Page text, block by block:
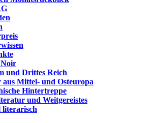
und Drittes Reich
Mittel- und Osteuropa
Hintertreppe
und Weitgereistes
literarisch